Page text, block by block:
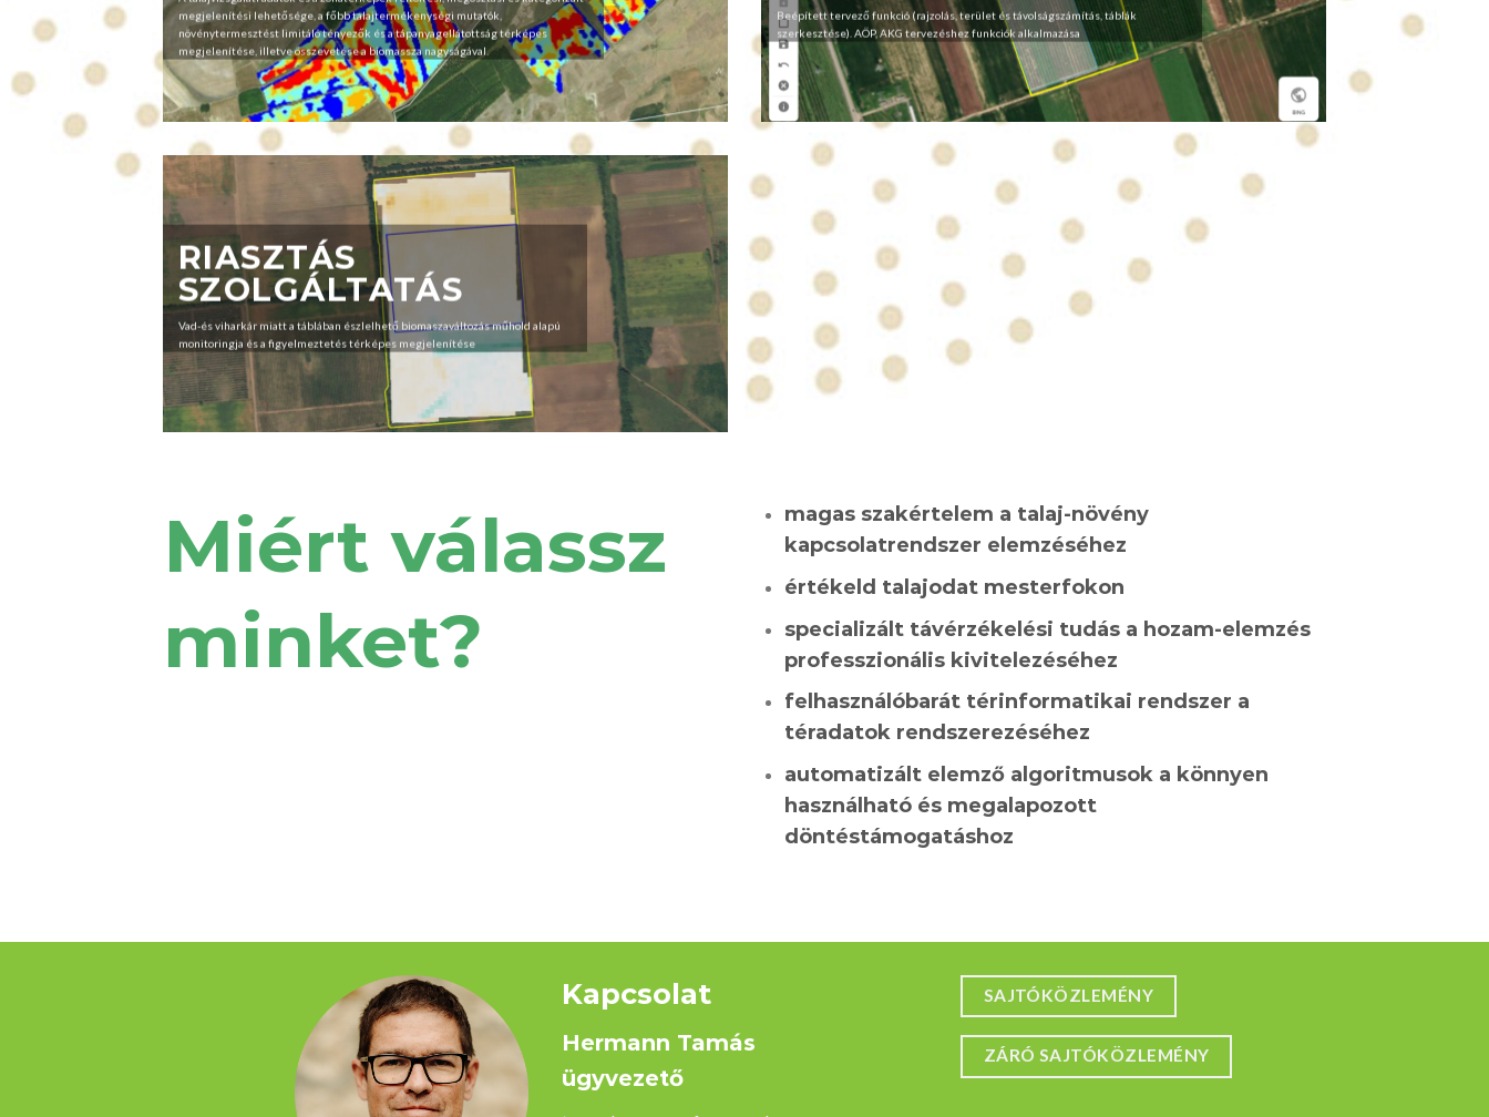
megjelenítési lehetősége, a főbb talajtermékenységi mutatók,
növénytermesztést limitáló tényezők és a tápanyagellátottság térképes
megjelenítése, illetve összevetése a biomassza nagyságával.
Beépített tervező funkció (rajzolás, terület és távolságszámítás, táblák
szerkesztése). AÖP, AKG tervezéshez funkciók alkalmazása
RIASZTÁS
SZOLGÁLTATÁS
Vad-és viharkár miatt a táblában észlelhető biomaszaváltozás műhold alapú
monitoringja és a figyelmeztetés térképes megjelenítése
Miért válassz
minket?
magas szakértelem a talaj-növény
kapcsolatrendszer elemzéséhez
értékeld talajodat mesterfokon
specializált távérzékelési tudás a hozam-elemzés
professzionális kivitelezéséhez
felhasználóbarát térinformatikai rendszer a
téradatok rendszerezéséhez
automatizált elemző algoritmusok a könnyen
használható és megalapozott
döntéstámogatáshoz
Kapcsolat
Hermann Tamás
ügyvezető
SAJTÓKÖZLEMÉNY
ZÁRÓ SAJTÓKÖZLEMÉNY